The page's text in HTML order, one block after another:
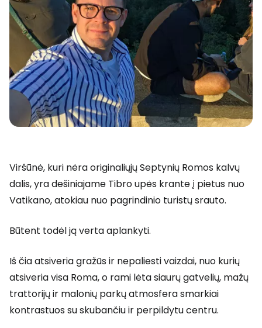
Viršūnė, kuri nėra originaliųjų Septynių Romos kalvų
dalis, yra dešiniajame Tibro upės krante į pietus nuo
Vatikano, atokiau nuo pagrindinio turistų srauto.
Būtent todėl ją verta aplankyti.
Iš čia atsiveria gražūs ir nepaliesti vaizdai, nuo kurių
atsiveria visa Roma, o rami lėta siaurų gatvelių, mažų
trattorijų ir malonių parkų atmosfera smarkiai
kontrastuos su skubančiu ir perpildytu centru.